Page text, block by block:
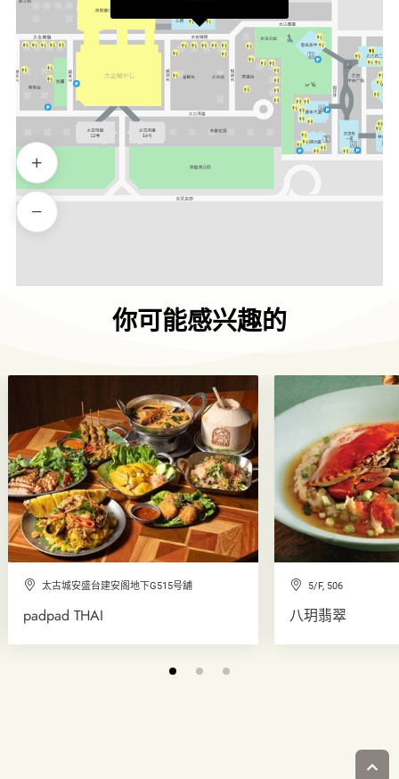
你可能感兴趣的
太古城安盛台建安阁地下G515号舖
padpad THAI
5/F, 506
八玥翡翠